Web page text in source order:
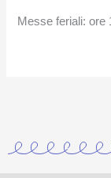
Messe feriali: ore